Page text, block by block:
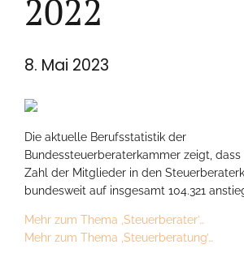
2022
8. Mai 2023
Die aktuelle Berufsstatistik der
Bundessteuerberaterkammer zeigt, dass
Zahl der Mitglieder in den
bundesweit auf insgesamt 104.321
Mehr zum Thema ‚Steuerberater’…
Mehr zum Thema ‚Steuerberatung’…